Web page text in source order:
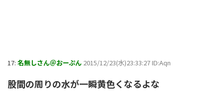
17: 名無しさん＠おーぷん 2015/12/23(水)23:33:27 ID:Aqn
股間の周りの水が一瞬黄色くなるよな